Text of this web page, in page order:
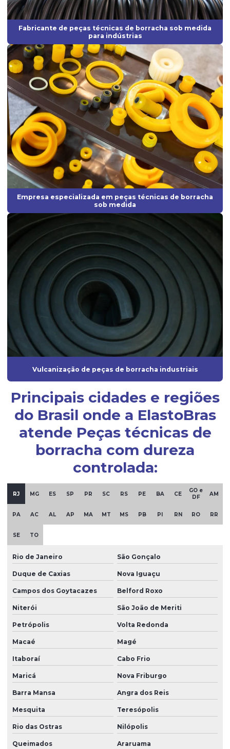
Fabricante de peças de borracha sob medida
Fabricante de peças injetadas em borracha
Fabricante de peças em silicone
Fabricante de peças técnicas de borracha sob medida para
indústrias
Fabricante perfil de borracha
Fabricante de perfil de silicone
Fabricantes de anel oring
Fabricantes de artefatos de borracha
Fabricantes de borrachas
Fabricantes de borrachas industriais
Fornecedor de diafragma
Fornecedor de mangueira de silicone
Fornecedor de vedação de borracha
Fornecedores de borrachas automotivas
Fornecedores de peças de borracha
Fornecedores de produtos de borracha
Gaxeta de borracha
Gaxeta de silicone
Grommet de borracha
Grommet silicone
Grommets de borracha para isolamento técnico
Guarnição de borracha
Guarnição de silicone
Indústria de artefatos de borracha
Indústria de borracha
Indústria de borrachas automotivas
Injeção de peças em borracha
Injeção de peças em silicone
Mangueira de borracha de silicone
Mangueira de silicone atóxica
Mangueira de silicone fabricante
Moldagem por injeção de borracha
Oring silicone
Oring de vedação silicone
Peças de borracha
Fabricante de peças técnicas de borracha sob medida
para indústrias
Empresa especializada em peças técnicas de borracha
sob medida
Vulcanização de peças de borracha industriais
Principais cidades e regiões
do Brasil onde a ElastoBras
atende Peças técnicas de
borracha com dureza
controlada:
RJ MG ES SP PR SC RS PE BA CE
GO e
DF
AM
PA AC AL AP MA MT MS PB PI RN RO RR
SE TO
Rio de Janeiro São Gonçalo
Duque de Caxias Nova Iguaçu
Campos dos Goytacazes Belford Roxo
Niterói São João de Meriti
Petrópolis Volta Redonda
Macaé Magé
Itaboraí Cabo Frio
Maricá Nova Friburgo
Barra Mansa Angra dos Reis
Mesquita Teresópolis
Rio das Ostras Nilópolis
Queimados Araruama